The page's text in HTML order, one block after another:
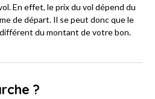
En effet, le prix du vol dépend du
de départ. Il se peut donc que le
du montant de votre bon.
?